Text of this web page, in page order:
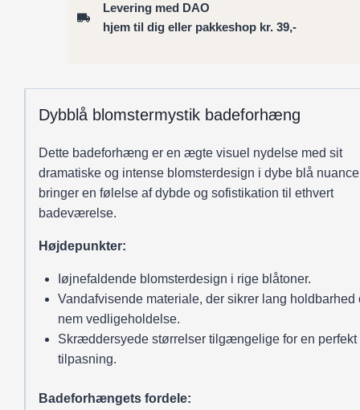
blå
antal
Levering med DAO
hjem til dig eller pakkeshop kr. 39,-
Dybblå blomstermystik badeforhæng
Dette badeforhæng er en ægte visuel nydelse med sit
dramatiske og intense blomsterdesign i dybe blå
bringer en følelse af dybde og sofistikation til ethvert
badeværelse.
Højdepunkter:
Iøjnefaldende blomsterdesign i rige blåtoner.
Vandafvisende materiale, der sikrer lang holdbarhed
nem vedligeholdelse.
Skræddersyede størrelser tilgængelige for en perfekt
tilpasning.
Badeforhængets fordele: